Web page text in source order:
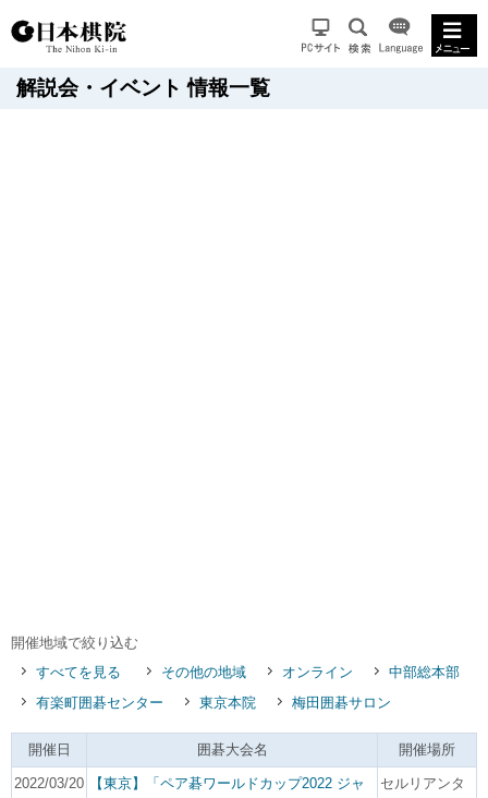
解説会・イベント 情報一覧
開催地域で絞り込む
すべてを見る
その他の地域 オンライン
中部総本部
有楽町囲碁センター
東京本院 梅田囲碁サロン
開催日 囲碁大会名 開催場所
2022/03/20
【東京】「ペア碁ワールドカップ2022 ジャ
セルリアンタ